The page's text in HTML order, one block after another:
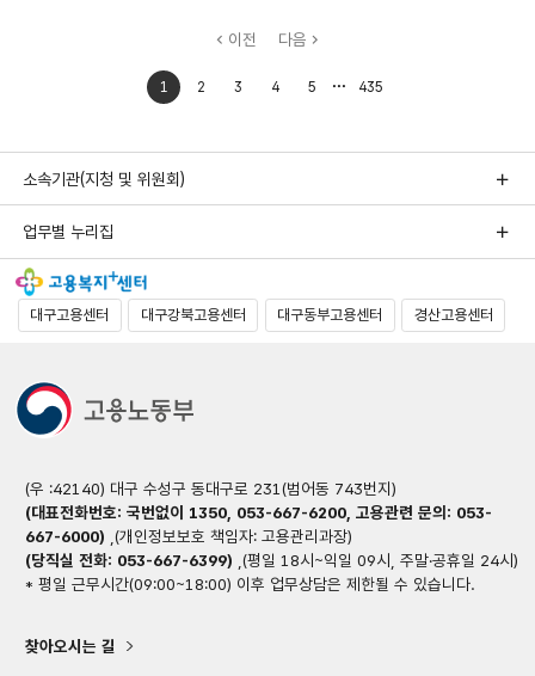
이전
처음으로
1 2 3 4 5
마지막으로
435
다음
소속기관(지청 및 위원회)
업무별 누리집
대구고용센터 대구강북고용센터 대구동부고용센터 경산고용센터
(우 :42140) 대구 수성구 동대구로 231(범어동 743번지)
(대표전화번호: 국번없이 1350, 053-667-6200, 고용관련 문의: 053-
667-6000) ,(개인정보보호 책임자: 고용관리과장)
(당직실 전화: 053-667-6399) ,(평일 18시~익일 09시, 주말·공휴일 24시)
* 평일 근무시간(09:00~18:00) 이후 업무상담은 제한될 수 있습니다.
찾아오시는 길